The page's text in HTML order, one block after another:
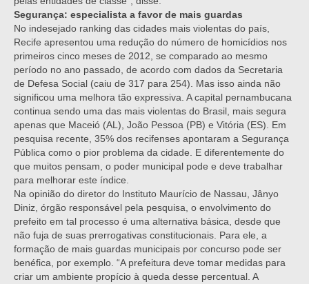
Segurança: especialista a favor de mais guardas
No indesejado ranking das cidades mais violentas do país,
Recife apresentou uma redução do número de homicídios nos
primeiros cinco meses de 2012, se comparado ao mesmo
período no ano passado, de acordo com dados da Secretaria
de Defesa Social (caiu de 317 para 254). Mas isso ainda não
significou uma melhora tão expressiva. A capital pernambucana
continua sendo uma das mais violentas do Brasil, mais segura
apenas que Maceió (AL), João Pessoa (PB) e Vitória (ES). Em
pesquisa recente, 35% dos recifenses apontaram a Segurança
Pública como o pior problema da cidade. E diferentemente do
que muitos pensam, o poder municipal pode e deve trabalhar
para melhorar este índice.
Na opinião do diretor do Instituto Maurício de Nassau, Jânyo
Diniz, órgão responsável pela pesquisa, o envolvimento do
prefeito em tal processo é uma alternativa básica, desde que
não fuja de suas prerrogativas constitucionais. Para ele, a
formação de mais guardas municipais por concurso pode ser
benéfica, por exemplo. “A prefeitura deve tomar medidas para
criar um ambiente propício à queda desse percentual. A